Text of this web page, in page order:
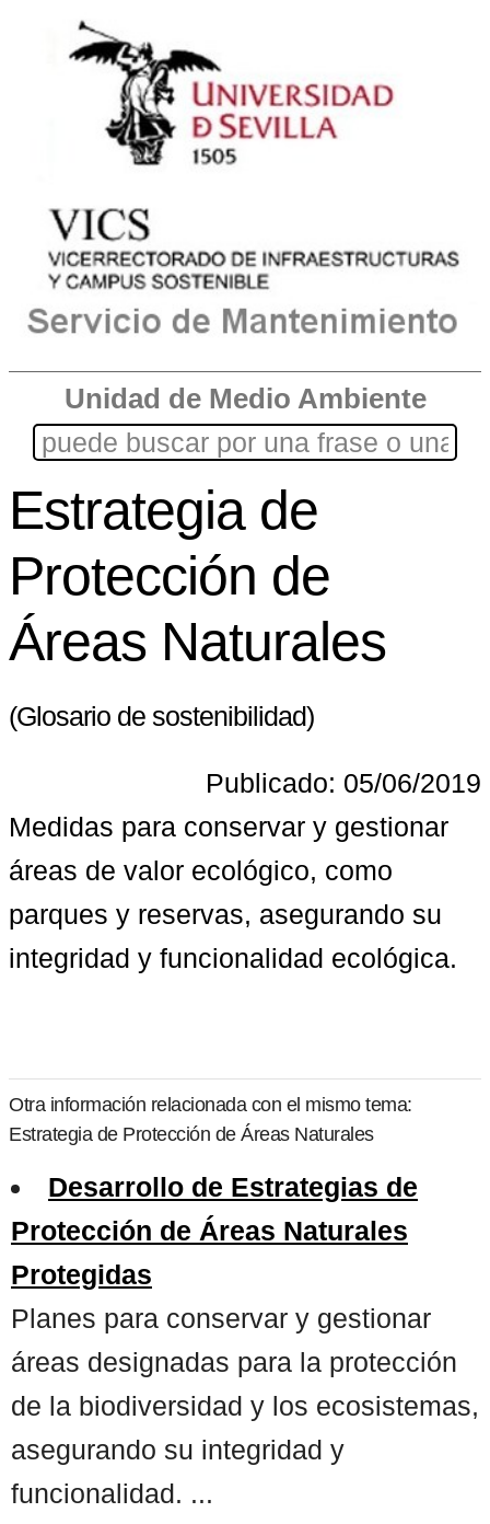
Unidad de Medio Ambiente
Estrategia de
Protección de
Áreas Naturales
(Glosario de sostenibilidad)
Publicado: 05/06/2019
Medidas para conservar y gestionar
áreas de valor ecológico, como
parques y reservas, asegurando su
integridad y funcionalidad ecológica.
Otra información relacionada con el mismo tema:
Estrategia de Protección de Áreas Naturales
Desarrollo de Estrategias de
Protección de Áreas Naturales
Protegidas
Planes para conservar y gestionar
áreas designadas para la protección
de la biodiversidad y los ecosistemas,
asegurando su integridad y
funcionalidad. ...